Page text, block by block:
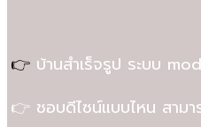
👉 บ้านสำเร็จรูป ระบบ
👉 ชอบดีไซน์แบบไหน สาม